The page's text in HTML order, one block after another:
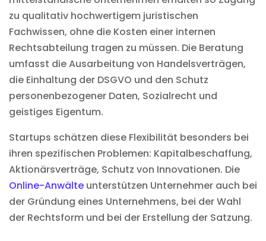
zu qualitativ hochwertigem juristischen
Fachwissen, ohne die Kosten einer internen
Rechtsabteilung tragen zu müssen. Die Beratung
umfasst die Ausarbeitung von Handelsverträgen,
die Einhaltung der DSGVO und den Schutz
personenbezogener Daten, Sozialrecht und
geistiges Eigentum.
Startups schätzen diese Flexibilität besonders bei
ihren spezifischen Problemen: Kapitalbeschaffung,
Aktionärsverträge, Schutz von Innovationen. Die
Online-Anwälte unterstützen Unternehmer auch bei
der Gründung eines Unternehmens, bei der Wahl
der Rechtsform und bei der Erstellung der Satzung.